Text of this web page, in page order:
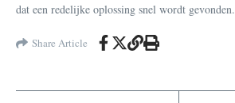
dat een redelijke oplossing snel wordt gevonden.
Share Article